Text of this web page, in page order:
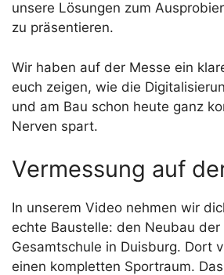
unsere Lösungen zum
zu präsentieren.
Wir haben auf der Messe ein
euch zeigen, wie die
und am Bau schon heute ganz
Nerven spart.
Vermessung auf
In unserem Video nehmen wir
echte Baustelle: den Neubau
Gesamtschule in Duisburg. Dort
einen kompletten Sportraum.